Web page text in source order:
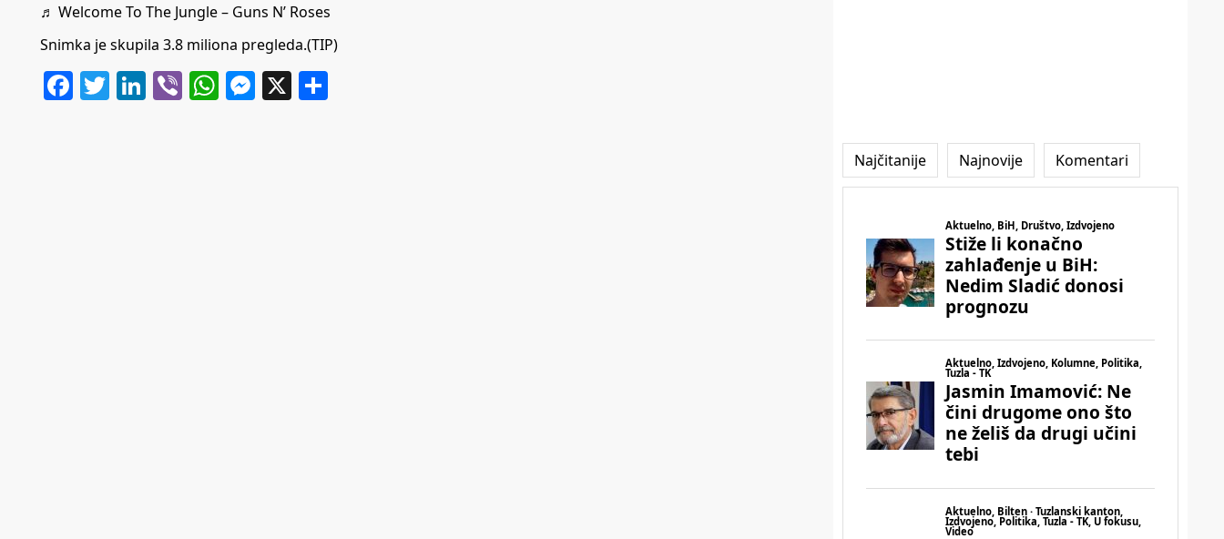
♬ Welcome To The Jungle – Guns N’ Roses
Snimka je skupila 3.8 miliona pregleda.(TIP)
Facebook
Twitter
LinkedIn
ViberWhatsApp
Messenger
X
Najčitanije Najnovije Komentari